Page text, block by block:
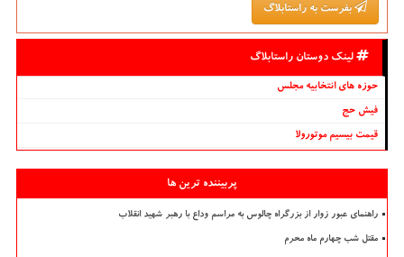
بفرست به راستابلاگ
لینک دوستان راستابلاگ
حوزه های انتخابیه مجلس
فیش حج
قیمت بیسیم موتورولا
پربیننده ترین ها
راهنمای عبور زوار از بزرگراه چالوس به مراسم وداع با رهبر شهید انقلاب
مقتل شب چهارم ماه محرم